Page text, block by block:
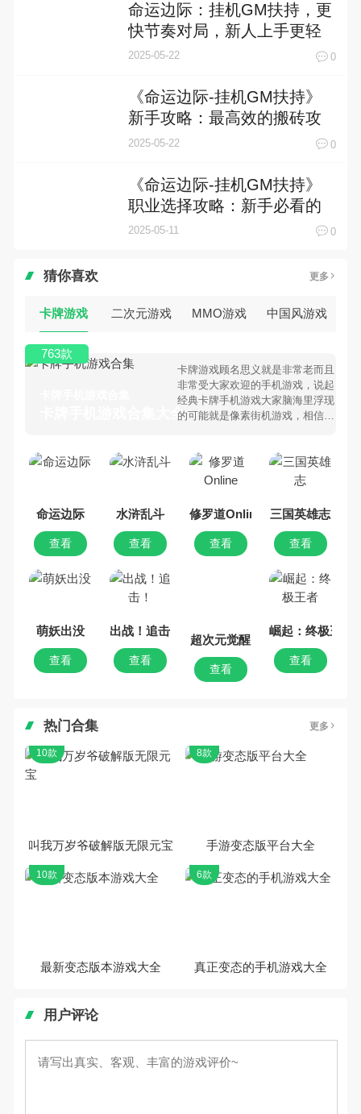
命运边际：挂机GM扶持，更
快节奏对局，新人上手更轻
松
2025-05-22 0
《命运边际-挂机GM扶持》
新手攻略：最高效的搬砖攻
略！
2025-05-22 0
《命运边际-挂机GM扶持》
职业选择攻略：新手必看的
三大黄金法则
2025-05-11 0
猜你喜欢 更多
卡牌游戏 二次元游戏 MMO游戏 中国风游戏
卡牌手机游戏合集大全 >
卡牌游戏顾名思义就是非常老而且
非常受大家欢迎的手机游戏，说起
经典卡牌手机游戏大家脑海里浮现
的可能就是像素街机游戏，相信很
牌手机游戏有哪些呢？游戏今天，
乐途下载站小编芒果味的怪咖给大
集，欢迎大家前来选择下载体验
763款
命运边际
查看
水浒乱斗
查看
修罗道Online
查看
三国英雄志
查看
萌妖出没
查看
出战！追击！
查看
超次元觉醒
查看
崛起：终极王者
查看
热门合集 更多
叫我万岁爷破解版无限元宝
10款
手游变态版平台大全
8款
最新变态版本游戏大全
10款
真正变态的手机游戏大全
6款
用户评论